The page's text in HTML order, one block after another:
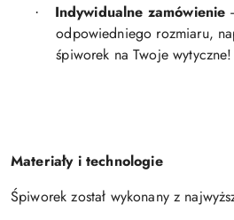
· Indywidualne zamówienie
odpowiedniego rozmiaru,
śpiworek na Twoje wytyczne!
Materiały i technologie
Śpiworek został wykonany z